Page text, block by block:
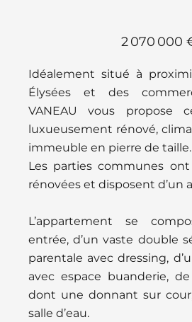
2 070 000
Idéalement situé à
Élysées et des
VANEAU vous propose
luxueusement rénové,
immeuble en pierre de taille.
Les parties communes
rénovées et disposent d’un
L’appartement se
entrée, d’un vaste double
parentale avec dressing,
avec espace buanderie,
dont une donnant sur
salle d’eau.